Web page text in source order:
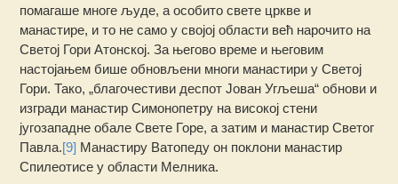
помагаше многе људе, а особито свете цркве и
манастире, и то не само у својој области већ нарочито на
Светој Гори Атонској. За његово време и његовим
настојањем бише обновљени многи манастири у Светој
Гори. Тако, „благочестиви деспот Јован Угљеша“ обнови и
изгради манастир Симонопетру на високој стени
југозападне обале Свете Горе, а затим и манастир Светог
Павла.[9] Манастиру Ватопеду он поклони манастир
Спилеотисе у области Мелника.